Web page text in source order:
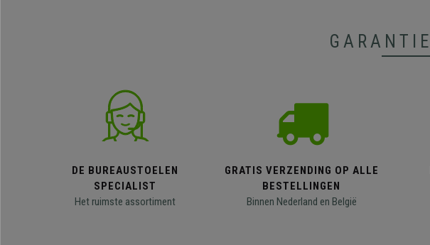
GARANTIE
DE BUREAUSTOELEN
SPECIALIST
Het ruimste assortiment
GRATIS VERZENDING OP ALLE
BESTELLINGEN
Binnen Nederland en België